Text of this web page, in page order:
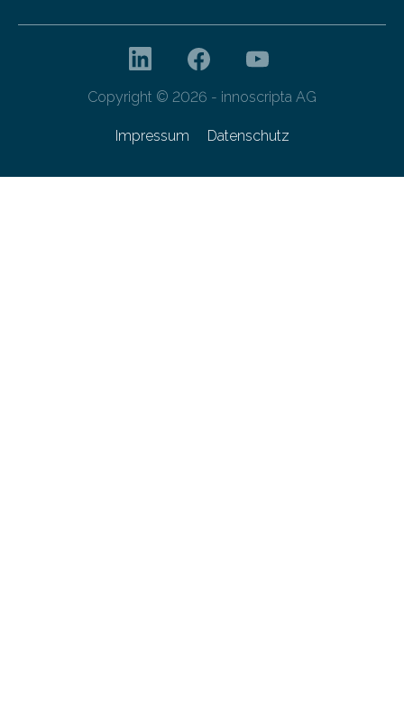
Copyright © 2026 - innoscripta AG
Impressum Datenschutz